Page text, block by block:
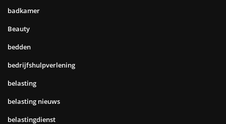
badkamer
Beauty
bedden
bedrijfshulpverlening
belasting
belasting nieuws
belastingdienst